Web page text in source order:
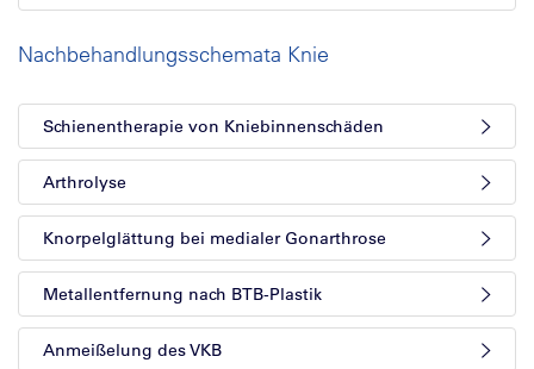
Nachbehandlungsschemata Knie
Schienentherapie von Kniebinnenschäden
Arthrolyse
Knorpelglättung bei medialer Gonarthrose
Metallentfernung nach BTB-Plastik
Anmeißelung des VKB